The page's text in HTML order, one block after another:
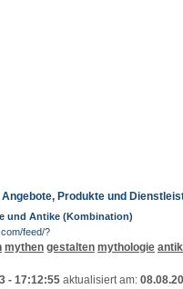
Produkte und
und Antike (Kombination)
feed/?
mythen gestalten mythologie
- 17:12:55 aktualisiert am: